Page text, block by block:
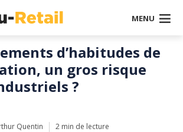
MENU
d’habitudes de
un gros risque
?
Quentin 2 min de lecture